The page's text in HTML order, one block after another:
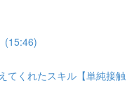
(15:46)
てくれたスキル【単純接触